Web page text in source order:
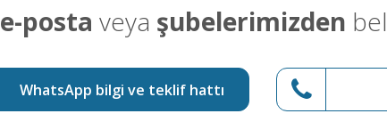
e-posta veya şubelerimizden
WhatsApp bilgi ve teklif hattı